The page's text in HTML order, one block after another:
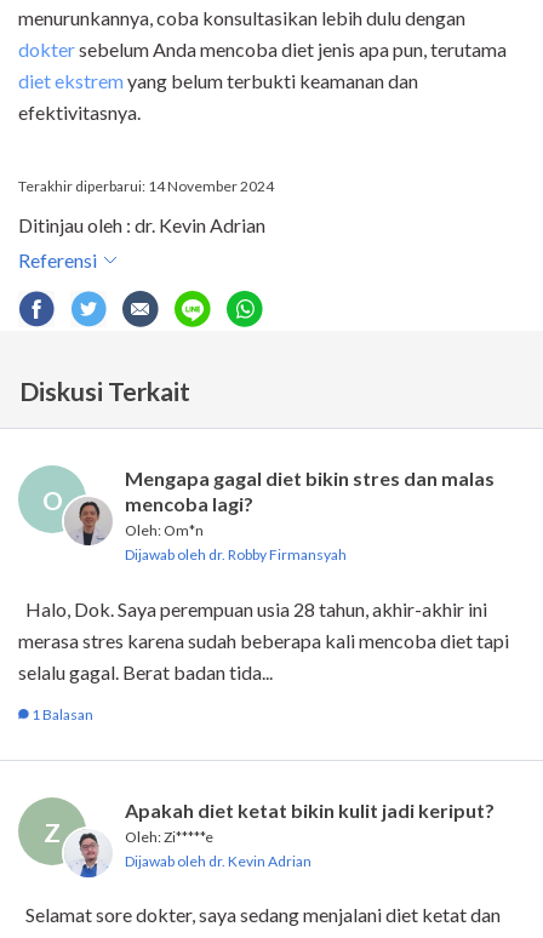
menurunkannya, coba konsultasikan lebih dulu dengan
doktersebelum Anda mencoba diet jenis apa pun, terutama
diet ekstremyang belum terbukti keamanan dan
efektivitasnya.
Terakhir diperbarui: 14 November 2024